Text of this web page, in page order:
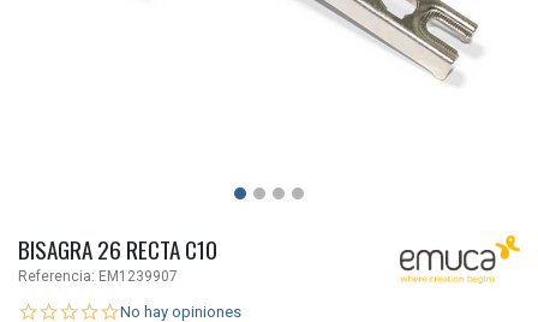
BISAGRA 26 RECTA C10
Referencia: EM1239907
No hay opiniones